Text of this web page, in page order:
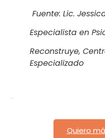
Fuente: Lic.
Especialista en
Reconstruye,
Especializado
Quiero